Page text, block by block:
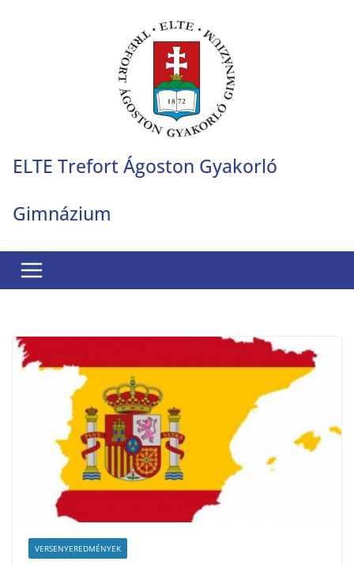
ELTE Trefort Ágoston Gyakorló
Gimnázium
VERSENYEREDMÉNYEK